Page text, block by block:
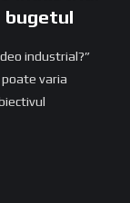
bugetul
industrial?”
varia